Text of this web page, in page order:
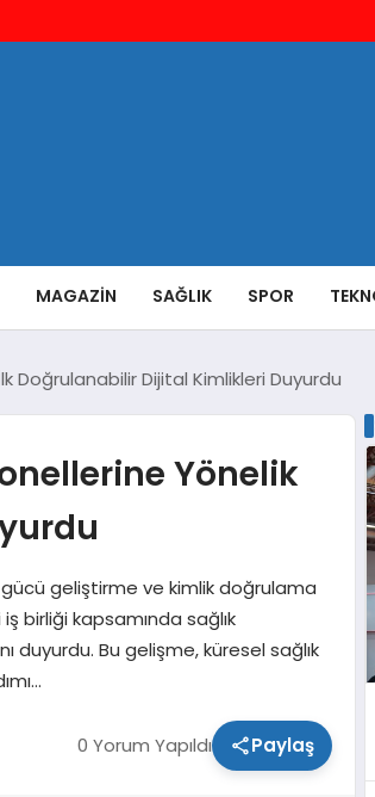
MAGAZIN SAĞLIK SPOR
Doğrulanabilir Dijital Kimlikleri Duyurdu
Yönelik
iş gücü geliştirme ve kimlik doğrulama
birliği kapsamında sağlık
duyurdu. Bu gelişme, küresel sağlık
0 Yorum Yapıldı Paylaş